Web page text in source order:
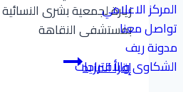
المركز الاعلامي
تواصل معنا
مدونة ريف
الشكاوى والاقتراحات
زيارة لجمعية بشرى النسائية
بمستشفى النقاهة
إقرأ المزيدساهم
معنا